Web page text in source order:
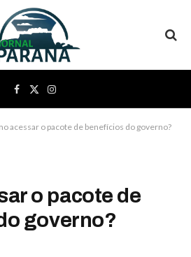
Facebook
X
(Twitter)
Instagram
acessar o pacote de benefícios do governo?
o pacote de
governo?